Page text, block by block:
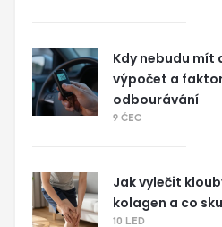
Kdy nebudu mít
výpočet a
odbourávání
9 ČEC
Jak vylečit
kolagen a co
10 LED